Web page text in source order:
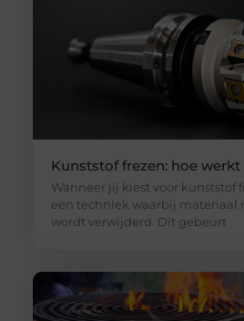
Kunststof frezen: hoe
Wanneer jij kiest voor kunststof
een techniek waarbij materiaal
wordt verwijderd. Dit gebeurt